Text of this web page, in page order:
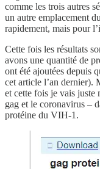
comme les trois autres
un autre emplacement
rapidement, mais pour
Cette fois les résultats
avons une quantité de
ont été ajoutées depuis
cet article l’an dernier).
et cette fois je vais juste
gag et le coronavirus –
protéine du VIH-1.